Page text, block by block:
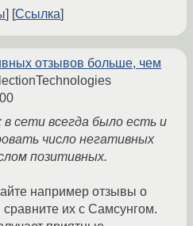
Ссылка
отзывов больше, чем
сети всегда было есть и
число негативных
позитивных.
например отзывы о
сравните их с Самсунгом.